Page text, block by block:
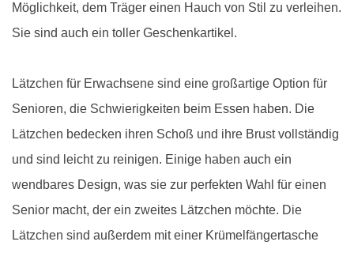
Möglichkeit, dem Träger einen Hauch von Stil zu verleihen.
Sie sind auch ein toller Geschenkartikel.
Lätzchen für Erwachsene sind eine großartige Option für
Senioren, die Schwierigkeiten beim Essen haben. Die
Lätzchen bedecken ihren Schoß und ihre Brust vollständig
und sind leicht zu reinigen. Einige haben auch ein
wendbares Design, was sie zur perfekten Wahl für einen
Senior macht, der ein zweites Lätzchen möchte. Die
Lätzchen sind außerdem mit einer Krümelfängertasche